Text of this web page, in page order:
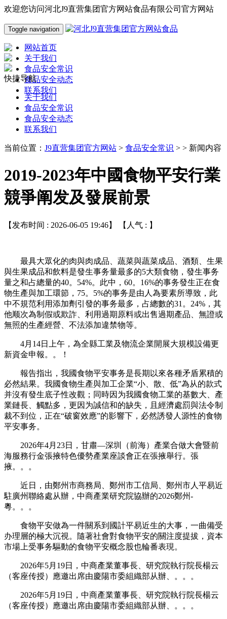
欢迎您访问河北J9直营集团官方网站食品有限公司官方网站
Toggle navigation
网站首页
关于我们
食品安全常识
食品安全动态
联系我们
快捷导航
关于我们
食品安全常识
食品安全动态
联系我们
当前位置： J9直营集团官方网站 > 食品安全常识 > > 新闻内容
2019-2023年中國食物平安行業
競爭阐发及發展前景
【发布时间 : 2026-06-05 19:46】 【人气 : 】
最具大眾化的肉與肉成品、蔬菜與蔬菜成品、酒類、生果
與生果成品和飲料是發生事务量最多的5大類食物，發生事务
量之和占總量的40。54%。此中，60。16%的事务發生正在食
物生產與加工環節，75。5%的事务是由人為要素所導致，此
中不規范利用添加劑引發的事务最多，占總數的31。24%，其
他顺次為制假或欺詐、利用過期原料或出售過期產品、無證或
無照的生產經營、不法添加違禁物等。
4月14日上午，為全縣工業及物流企業開展大規模設備更
新資金申報。。！
報告指出，我國食物平安事务是長期以來各種矛盾累積的
必然結果。我國食物生產與加工企業“小、散、低”為从的款式
并沒有發生底子性改觀；同時因为我國食物工業的基數大、產
業鏈長、觸點多，更因为誠信和的缺失，且經濟處罰與法令制
裁不到位，正在“破窗效應”的影響下，必然誘發人源性的食物
平安事务。
2026年4月23日，甘肅—深圳（前海）產業合做大會暨前
海服務行金張掖特色優勢產業座談會正在張掖舉行。張
掖。。。
近日，由鄭州市商務局、鄭州市工信局、鄭州市人平易近
駐廣州聯絡處从辦，中商產業研究院協辦的2026鄭州-
粵。。。
食物平安做為一件關系到國計平易近生的大事，一曲備受
办理層的極大沉視。隨著社會對食物平安的關注度提拔，資本
市場上受事务驅動的食物平安概念股也輪番表現。
2026年5月19日，中商產業董事長、研究院執行院長楊云
（客座传授）應邀出席由慶陽市委組織部从辦、。。。
2026年5月19日，中商產業董事長、研究院執行院長楊云
（客座传授）應邀出席由慶陽市委組織部从辦、。。。